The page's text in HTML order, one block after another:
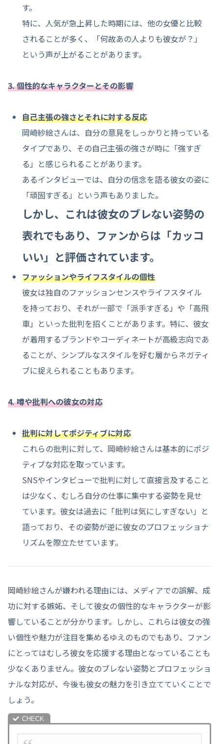
す。
特に、人気が急上昇した時期には、他の女優と比較
されることが多く、「何故あの人よりも彼女が？」
という声が上がることがあります。
3. 個性的なキャラクターとその影響
自己主張の強さとそれに対する反応
岡崎紗絵さんは、自分の意見をしっかりと持っている
タイプであり、その自己主張の強さが時に「強すぎ
る」と感じられることがあります。
あるインタビューでは、自分の信念を語る彼女の姿に
「頑固すぎる」という声もありました。
しかし、これは彼女のブレない姿勢の
表れでもあり、ファンからは「カッコ
いい」と評価されています。
ファッションやライフスタイルの個性
彼女は独自のファッションセンスやライフスタイル
を持っており、それが一部で「派手すぎる」や「高飛
車」といった批判を招くことがあります。特に、彼女
が着用するブランドやコーディネートが高級志向であ
ることが、シンプルなスタイルを好む層からネガティ
ブに捉えられることもあります。
4. 噂や批判への彼女の対応
批判に対してポジティブに対応
これらの批判に対して、岡崎紗絵さんは基本的にポジ
ティブな対応を取っています。
SNSやインタビューで批判に対して直接言及すること
は少なく、むしろ自分の仕事に集中する姿勢を見せ
ています。彼女は過去に「批判は気にしすぎない」と
語っており、その姿勢が逆に彼女のプロフェッショナ
リズムを際立たせています。
岡崎紗絵さんが嫌われる理由には、メディアでの誤解、成
功に対する嫉妬、そして彼女の個性的なキャラクターが影
響していることが分かります。しかし、これらは彼女の強
い個性や魅力が注目を集めるゆえのものでもあり、ファン
にとってはむしろ彼女を応援する理由となっていることも
少なくありません。彼女のブレない姿勢とプロフェッショ
ナルな対応が、今後も彼女の魅力を引き立てていくことで
しょう。